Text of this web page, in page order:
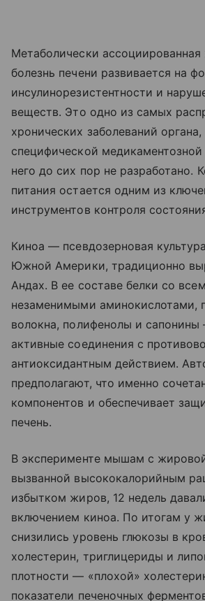
Метаболически
болезнь печени развивается на
инсулинорезистентности и
веществ. Это одно из самых
хронических заболеваний
специфической
него до сих пор не разработано.
питания остается одним из
инструментов контроля
Киноа — псевдозерновая
Южной Америки, традиционно
Андах. В ее составе белки со
незаменимыми аминокислотами,
волокна, полифенолы и
активные соединения с
антиоксидантным действием.
предполагают, что именно
компонентов и обеспечивает
печень.
В эксперименте мышам с
вызванной высококалорийным
избытком жиров, 12 недель
включением киноа. По итогам у
снизились уровень глюкозы в
холестерин, триглицериды и
плотности — «плохой»
показатели печеночных